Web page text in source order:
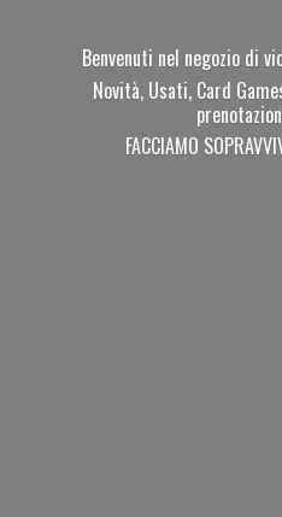
Benvenuti nel negozio di
Novità, Usati, Card
FACCIAMO